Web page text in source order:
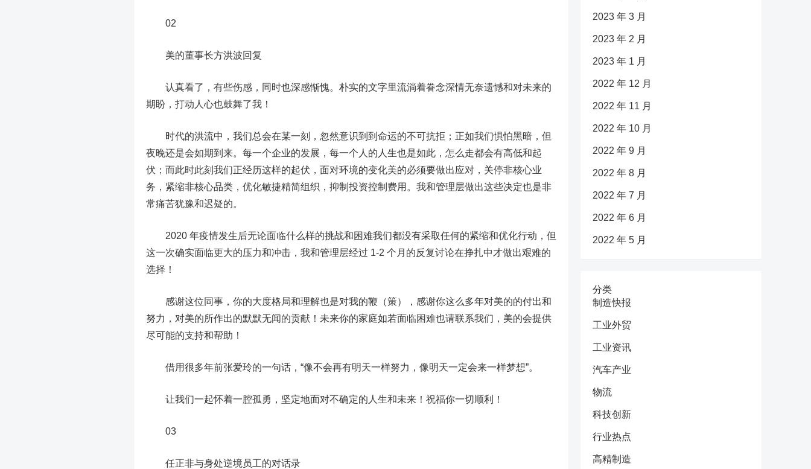
02
美的董事长方洪波回复
认真看了，有些伤感，同时也深感惭愧。朴实的文字里流淌着眷念深情无奈遗憾和对未来的
期盼，打动人心也鼓舞了我！
时代的洪流中，我们总会在某一刻，忽然意识到到命运的不可抗拒；正如我们惧怕黑暗，但
夜晚还是会如期到来。每一个企业的发展，每一个人的人生也是如此，怎么走都会有高低和起
伏；而此时此刻我们正经历这样的起伏，面对环境的变化美的必须要做出应对，关停非核心业
务，紧缩非核心品类，优化敏捷精简组织，抑制投资控制费用。我和管理层做出这些决定也是非
常痛苦犹豫和迟疑的。
2020 年疫情发生后无论面临什么样的挑战和困难我们都没有采取任何的紧缩和优化行动，但
这一次确实面临更大的压力和冲击，我和管理层经过 1-2 个月的反复讨论在挣扎中才做出艰难的
选择！
感谢这位同事，你的大度格局和理解也是对我的鞭（策），感谢你这么多年对美的的付出和
努力，对美的所作出的默默无闻的贡献！未来你的家庭如若面临困难也请联系我们，美的会提供
尽可能的支持和帮助！
借用很多年前张爱玲的一句话，“像不会再有明天一样努力，像明天一定会来一样梦想”。
让我们一起怀着一腔孤勇，坚定地面对不确定的人生和未来！祝福你一切顺利！
03
任正非与身处逆境员工的对话录
2023 年 3 月
2023 年 2 月
2023 年 1 月
2022 年 12 月
2022 年 11 月
2022 年 10 月
2022 年 9 月
2022 年 8 月
2022 年 7 月
2022 年 6 月
2022 年 5 月
分类
制造快报
工业外贸
工业资讯
汽车产业
物流
科技创新
行业热点
高精制造